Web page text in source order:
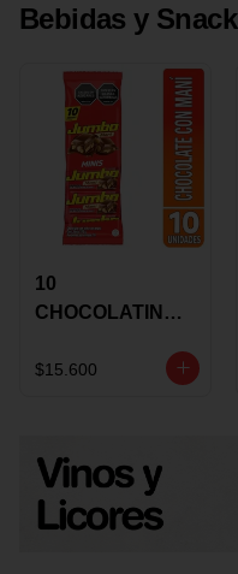
Bebidas y Snack
10
CHOCOLATINA
17 GRS
$15.600